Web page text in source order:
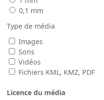
0,1 mm
Type de média
Images
Sons
Vidéos
Fichiers KML, KMZ, PDF
Licence du média